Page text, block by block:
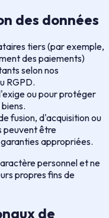
des données
tiers (par exemple,
des paiements)
selon nos
RGPD.
ou pour protéger
fusion, d'acquisition ou
peuvent être
appropriées.
personnel et ne
propres fins de
de